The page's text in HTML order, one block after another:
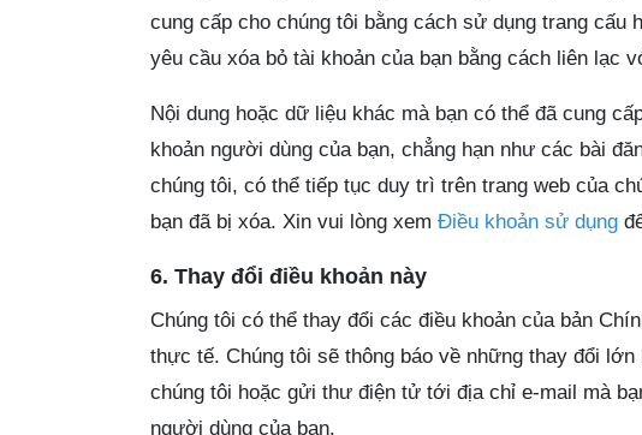
cung cấp cho chúng tôi bằng cách sử dụng trang cấu
yêu cầu xóa bỏ tài khoản của bạn bằng cách liên lạc
Nội dung hoặc dữ liệu khác mà bạn có thể đã cung
khoản người dùng của bạn, chẳng hạn như các bài
chúng tôi, có thể tiếp tục duy trì trên trang web của
bạn đã bị xóa. Xin vui lòng xem Điều khoản sử dụng
6. Thay đổi điều khoản này
Chúng tôi có thể thay đổi các điều khoản của bản
thực tế. Chúng tôi sẽ thông báo về những thay đổi
chúng tôi hoặc gửi thư điện tử tới địa chỉ e-mail mà
người dùng của bạn.